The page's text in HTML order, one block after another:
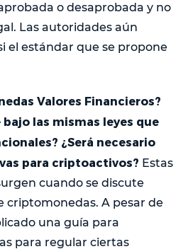
o desaprobada y no
Las autoridades aún
el estándar que se propone
Valores Financieros?
las mismas leyes que
¿Será necesario
para criptoactivos? Estas
cuando se discute
criptomonedas. A pesar de
una guía para
para regular ciertas